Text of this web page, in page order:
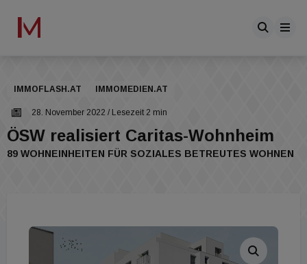
IMMOFLASH.AT IMMOMEDIEN.AT
28. November 2022 / Lesezeit 2 min
ÖSW realisiert Caritas-Wohnheim
89 WOHNEINHEITEN FÜR SOZIALES BETREUTES WOHNEN